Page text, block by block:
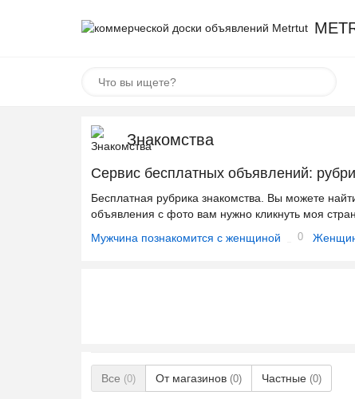
Знакомства
Сервис бесплатных объявлений:
Бесплатная рубрика знакомства. Вы можете
объявления с фото вам нужно кликнуть моя
Мужчина познакомится с женщиной
0
Все (0) От магазинов (0) Частные (0)